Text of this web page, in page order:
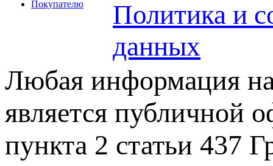
Покупателю
Политика и
данных
Любая информация на
является публичной
пункта 2 статьи 437